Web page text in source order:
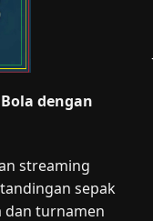
dengan
streaming
sepak
dan turnamen